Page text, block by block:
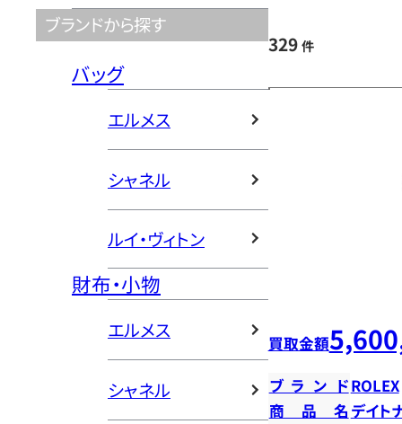
ブランドから探す
バッグ
エルメス
シャネル
ルイ・ヴィトン
財布・小物
エルメス
シャネル
329 件
買取金額
ブランドROLEX
商品名 デイト